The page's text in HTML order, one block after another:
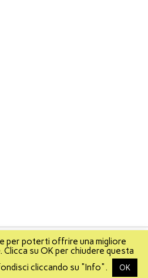
Mikis Mappa del sito
per poterti offrire una migliore
Clicca su OK per chiudere questa
cliccando su "Info".
OK